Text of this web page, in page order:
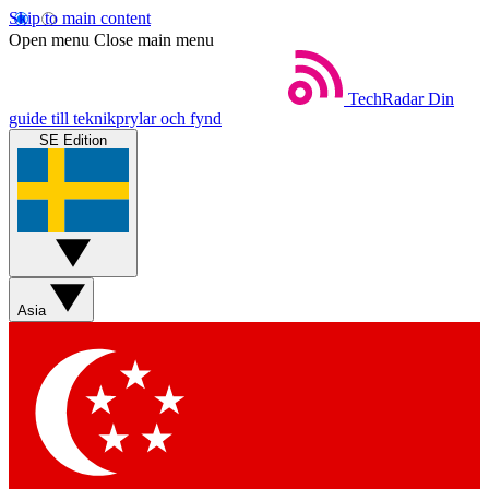
Skip to main content
Open menu Close main menu
TechRadar Din
guide till teknikprylar och fynd
SE Edition
Asia